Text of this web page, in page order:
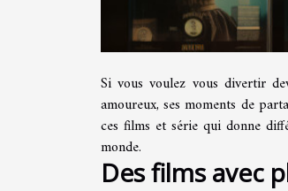
Si vous voulez vous divertir
amoureux, ses moments de
ces films et série qui donne
monde.
Des films avec